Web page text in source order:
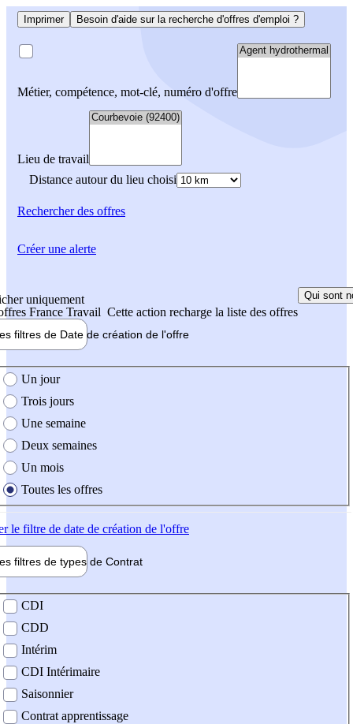
Imprimer Besoin d'aide sur la recherche d'offres d'emploi ?
Métier, compétence, mot-clé, numéro d'offre
Lieu de travail
Distance autour du lieu choisi
Rechercherdes offres
uniquement
France Travail Cette action recharge la liste des offres
Qui sont
filtres de Date de création de l'offre
création de l'offre
Un jour
Trois jours
Une semaine
Deux semaines
Un mois
Toutes les offres
le filtre de date de création de l'offre
filtres de types de Contrat
contrat
CDI
CDD
Intérim
CDI Intérimaire
Saisonnier
Contrat apprentissage
Créer une alerte